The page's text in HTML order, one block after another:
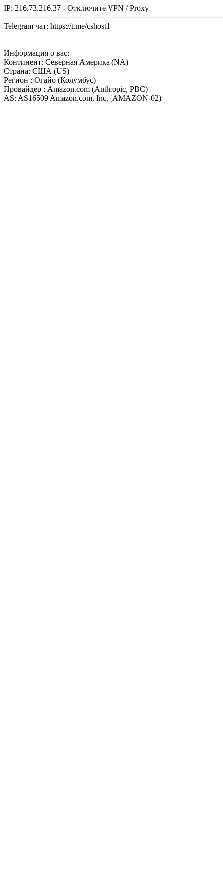
IP: 216.73.216.37 - Отключите VPN / Proxy
Telegram чат: https://t.me/cshost1
Информация о вас:
Континент: Северная Америка (NA)
Страна: США (US)
Регион : Огайо (Колумбус)
Провайдер : Amazon.com (Anthropic, PBC)
AS: AS16509 Amazon.com, Inc. (AMAZON-02)